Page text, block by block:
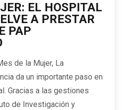
EL HOSPITAL
A PRESTAR
PAP
de la Mujer, La
da un importante paso en
Gracias a las gestiones
de Investigación y